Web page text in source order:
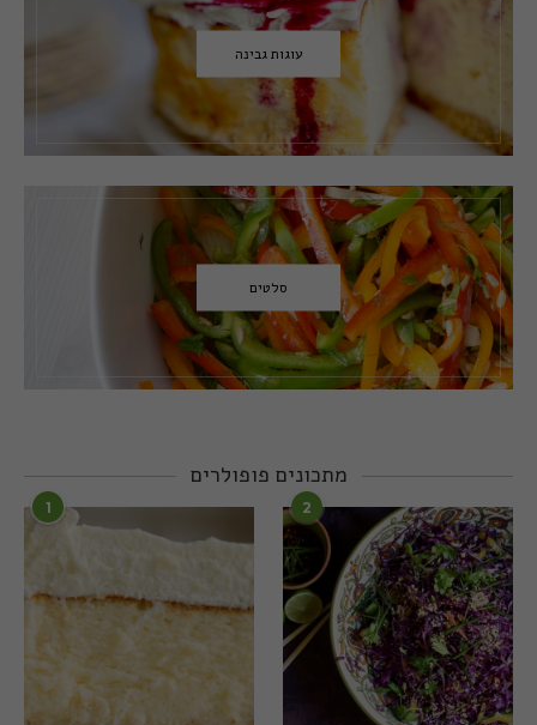
עוגות גבינה
סלטים
מתכונים פופולרים
1 2